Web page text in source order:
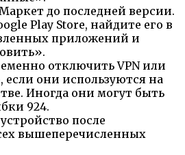
до последней версии.
Play Store, найдите его в
приложений и
отключить VPN или
если они используются на
Иногда они могут быть
924.
после
вышеперечисленных